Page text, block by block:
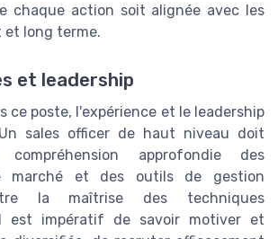
chaque action soit alignée avec les
long terme.
et leadership
ce poste, l'expérience et le leadership
sales officer de haut niveau doit
approfondie des
marché et des outils de gestion
la maîtrise des techniques
est impératif de savoir motiver et